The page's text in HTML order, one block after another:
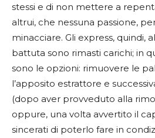
stessi e di non mettere a
altrui, che nessuna passione,
minacciare. Gli express, quindi,
battuta sono rimasti carichi; in
sono le opzioni: rimuovere le
l’apposito estrattore e
(dopo aver provveduto alla
oppure, una volta avvertito il
sincerati di poterlo fare in